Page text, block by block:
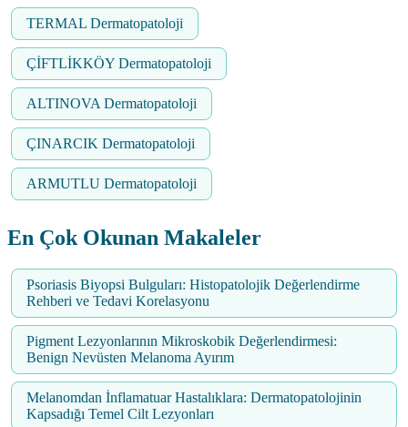
TERMAL Dermatopatoloji
ÇİFTLİKKÖY Dermatopatoloji
ALTINOVA Dermatopatoloji
ÇINARCIK Dermatopatoloji
ARMUTLU Dermatopatoloji
En Çok Okunan Makaleler
Psoriasis Biyopsi Bulguları: Histopatolojik Değerlendirme
Rehberi ve Tedavi Korelasyonu
Pigment Lezyonlarının Mikroskobik Değerlendirmesi:
Benign Nevüsten Melanoma Ayırım
Melanomdan İnflamatuar Hastalıklara: Dermatopatolojinin
Kapsadığı Temel Cilt Lezyonları